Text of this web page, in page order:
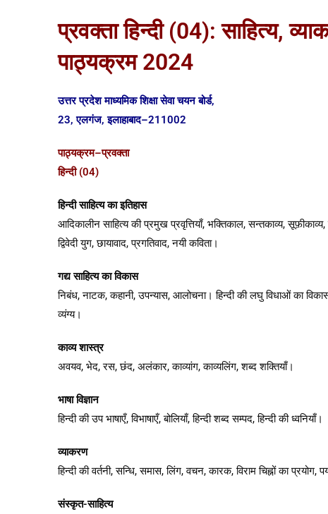
प्रवक्ता हिन्दी (04): साहित्य,
पाठ्यक्रम 2024
उत्तर प्रदेश माध्यमिक शिक्षा सेवा चयन बोर्ड,
23, एलगंज, इलाहाबाद–211002
पाठ्यक्रम–प्रवक्ता
हिन्दी (04)
हिन्दी साहित्य का इतिहास
आदिकालीन साहित्य की प्रमुख प्रवृत्तियाँ, भक्तिकाल, सन्तकाव्य, सूफ़ीकाव्य,
द्विवेदी युग, छायावाद, प्रगतिवाद, नयी कविता।
गद्य साहित्य का विकास
निबंध, नाटक, कहानी, उपन्यास, आलोचना। हिन्दी की लघु विधाओं का
व्यंग्य।
काव्य शास्त्र
अवयव, भेद, रस, छंद, अलंकार, काव्यांग, काव्यलिंग, शब्द शक्तियाँ।
भाषा विज्ञान
हिन्दी की उप भाषाएँ, विभाषाएँ, बोलियाँ, हिन्दी शब्द सम्पद, हिन्दी की ध्वनियाँ।
व्याकरण
हिन्दी की वर्तनी, सन्धि, समास, लिंग, वचन, कारक, विराम चिह्नों का प्रयोग,
संस्कृत-साहित्य